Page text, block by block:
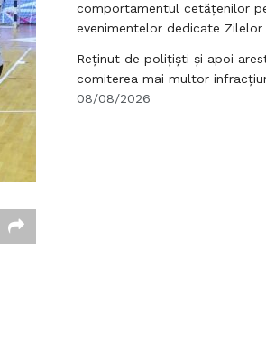
comportamentul cetățenilor
evenimentelor dedicate Zilelor
Reținut de polițiști și apoi
comiterea mai multor
08/08/2026